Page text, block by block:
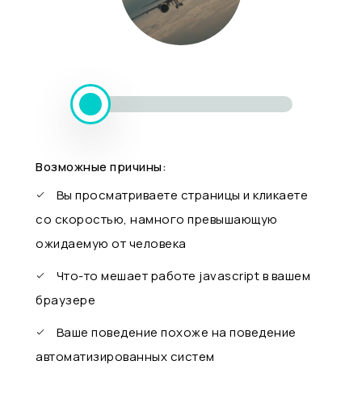
Возможные причины:
Вы просматриваете страницы и кликаете
со скоростью, намного превышающую
ожидаемую от человека
Что-то мешает работе javascript в вашем
браузере
Ваше поведение похоже на поведение
автоматизированных систем